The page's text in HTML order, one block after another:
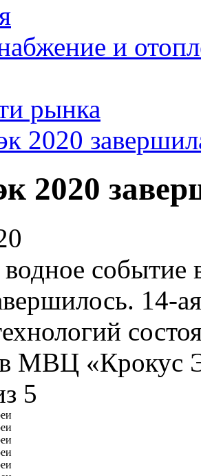
и
рынка
2020
2020
событие
14-
МВЦ «Крокус
5